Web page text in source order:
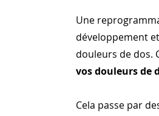
Une
développement
douleurs de dos.
vos douleurs de
Cela passe par